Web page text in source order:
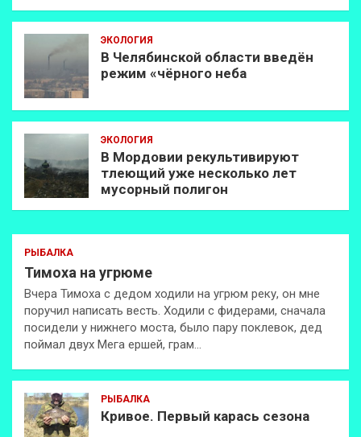
ЭКОЛОГИЯ
В Челябинской области введён
режим «чёрного неба
ЭКОЛОГИЯ
В Мордовии рекультивируют
тлеющий уже несколько лет
мусорный полигон
РЫБАЛКА
Тимоха на угрюме
Вчера Тимоха с дедом ходили на угрюм реку, он мне
поручил написать весть. Ходили с фидерами, сначала
посидели у нижнего моста, было пару поклевок, дед
поймал двух Мега ершей, грам…
РЫБАЛКА
Кривое. Первый карась сезона